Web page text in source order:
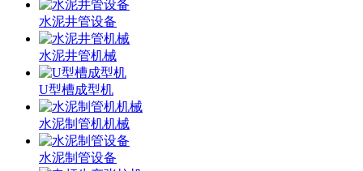
水泥井管设备
水泥井管机械
U型槽成型机
水泥制管机机械
水泥制管设备